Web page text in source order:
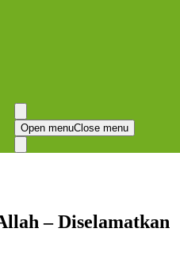
Open menuClose menu
– Diselamatkan